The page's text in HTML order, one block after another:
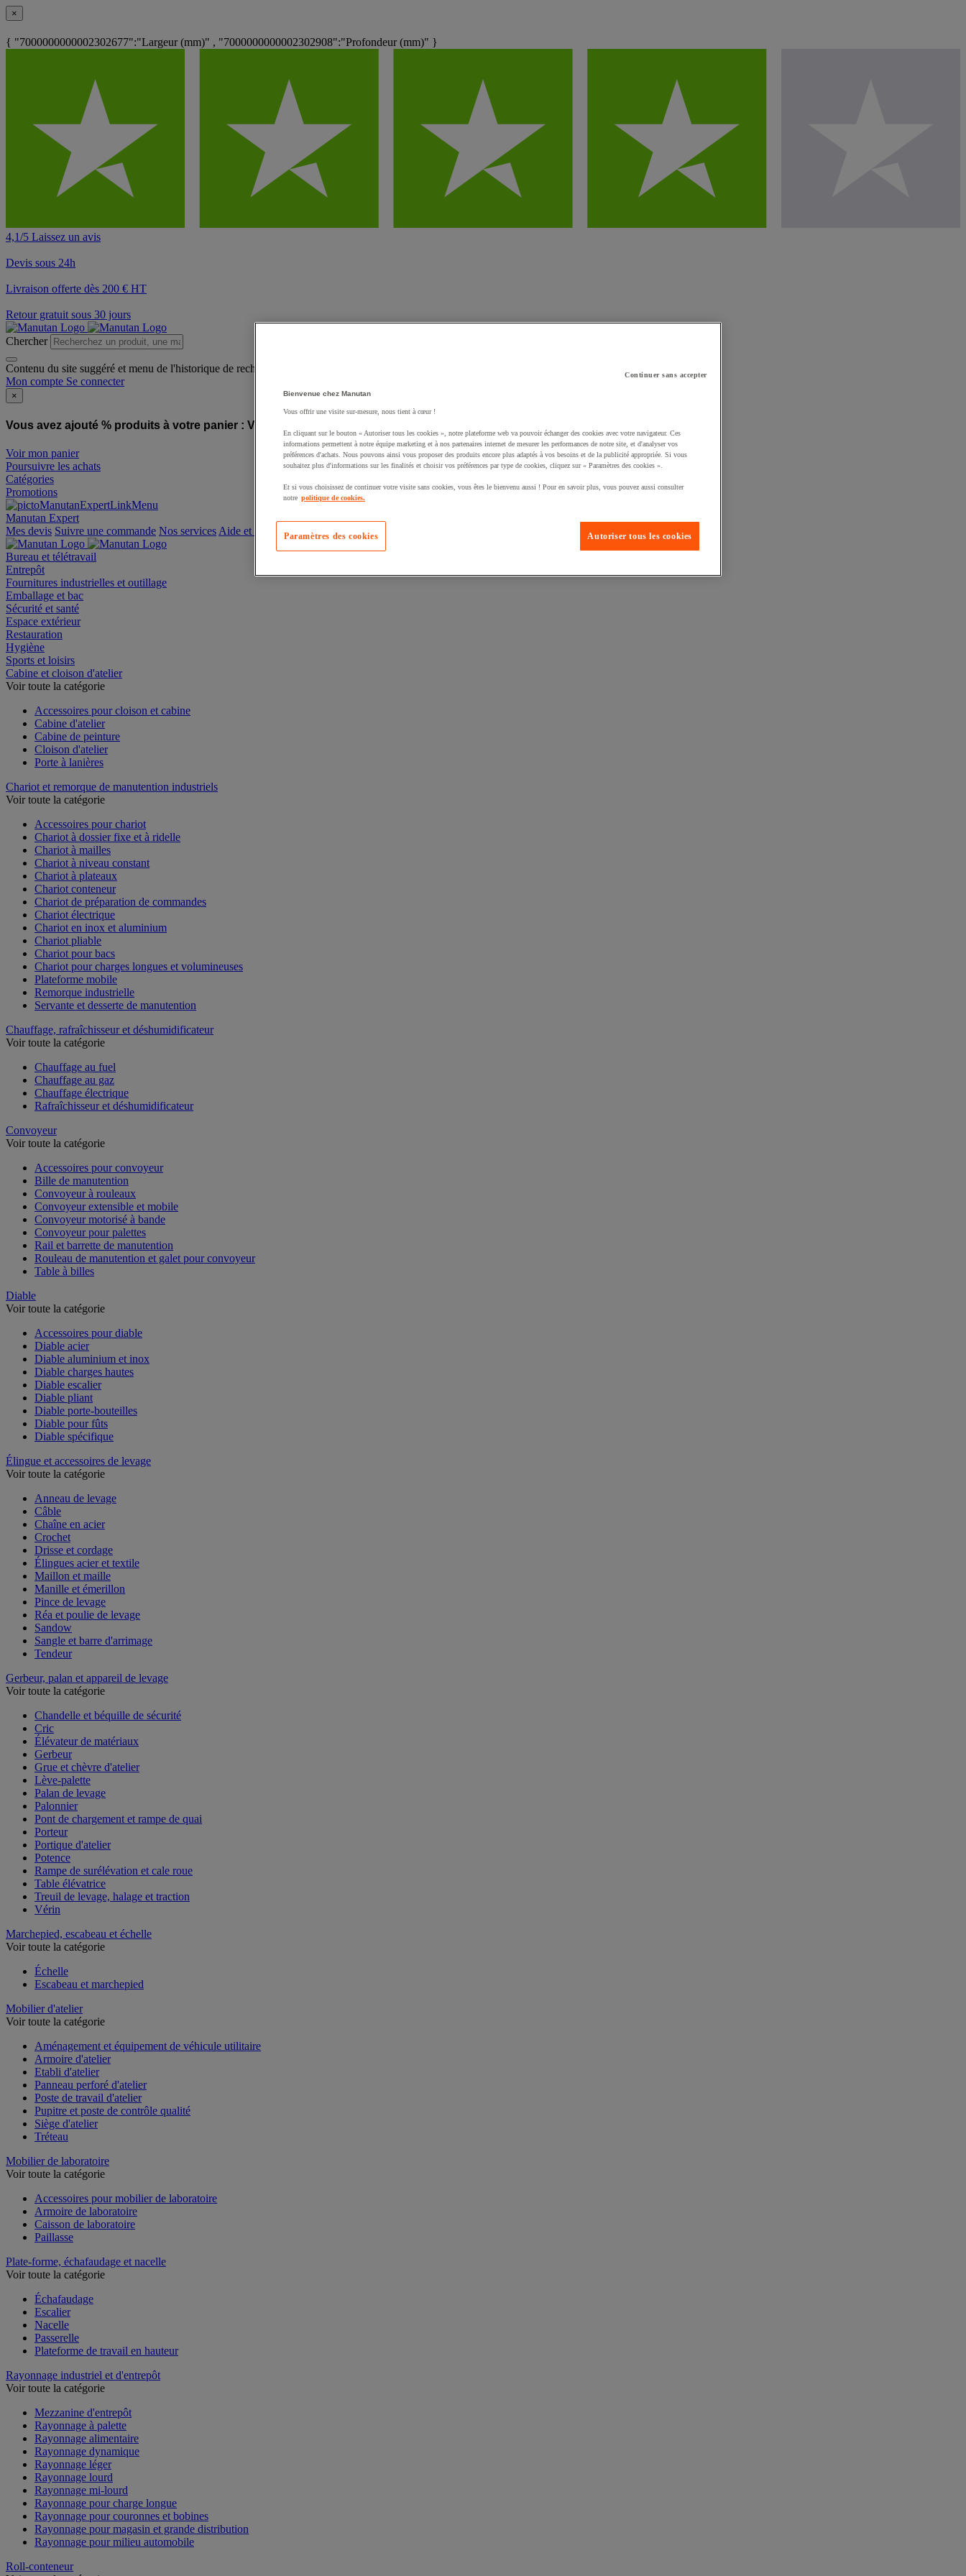
×
{ "7000000000002302677":"Largeur (mm)" , "7000000000002302908":"Profondeur (mm)" }
4,1/5 Laissez un avis
Devis sous 24h
Livraison offerte dès 200 € HT
Retour gratuit sous 30 jours
Chercher
Contenu du site suggéré et menu de l'historique de recherche
Mon compte Se connecter
×
Vous avez ajouté % produits à votre panier : Vous avez ajouté un produit à votre panier :
Voir mon panier
Poursuivre les achats
Catégories
Promotions
Manutan Expert
offre reconditionnée
Mes devis Suivre une commande Nos services Aide et contact
Bureau et télétravail
Entrepôt
Fournitures industrielles et outillage
Emballage et bac
Sécurité et santé
Espace extérieur
Restauration
Hygiène
Sports et loisirs
Cabine et cloison d'atelier
Accessoires pour cloison et cabine
Cabine d'atelier
Cabine de peinture
Cloison d'atelier
Chariot et remorque de manutention industriels
Accessoires pour chariot
Chariot à dossier fixe et à ridelle
Chariot à mailles
Chariot à niveau constant
Chariot à plateaux
Chariot conteneur
Chariot de préparation de commandes
Chariot électrique
Chariot en inox et aluminium
Chariot pliable
Chariot pour bacs
Chariot pour charges longues et volumineuses
Plateforme mobile
Remorque industrielle
Chauffage, rafraîchisseur et déshumidificateur
Chauffage au fuel
Chauffage au gaz
Chauffage électrique
Convoyeur
Accessoires pour convoyeur
Bille de manutention
Convoyeur à rouleaux
Convoyeur extensible et mobile
Convoyeur motorisé à bande
Convoyeur pour palettes
Rail et barrette de manutention
Rouleau de manutention et galet pour convoyeur
Diable
Accessoires pour diable
Diable acier
Diable aluminium et inox
Diable charges hautes
Diable escalier
Diable pliant
Diable porte-bouteilles
Diable pour fûts
Élingue et accessoires de levage
Anneau de levage
Câble
Chaîne en acier
Crochet
Drisse et cordage
Élingues acier et textile
Maillon et maille
Manille et émerillon
Pince de levage
Réa et poulie de levage
Sandow
Sangle et barre d'arrimage
Gerbeur, palan et appareil de levage
Chandelle et béquille de sécurité
Cric
Élévateur de matériaux
Gerbeur
Grue et chèvre d'atelier
Lève-palette
Palan de levage
Palonnier
Pont de chargement et rampe de quai
Porteur
Portique d'atelier
Potence
Rampe de surélévation et cale roue
Table élévatrice
Treuil de levage, halage et traction
Marchepied, escabeau et échelle
Échelle
Mobilier d'atelier
Aménagement et équipement de véhicule utilitaire
Armoire d'atelier
Etabli d'atelier
Panneau perforé d'atelier
Poste de travail d'atelier
Pupitre et poste de contrôle qualité
Siège d'atelier
Mobilier de laboratoire
Accessoires pour mobilier de laboratoire
Armoire de laboratoire
Caisson de laboratoire
Plate-forme, échafaudage et nacelle
Échafaudage
Escalier
Nacelle
Passerelle
Rayonnage industriel et d'entrepôt
Mezzanine d'entrepôt
Rayonnage à palette
Rayonnage alimentaire
Rayonnage dynamique
Rayonnage léger
Rayonnage lourd
Rayonnage mi-lourd
Rayonnage pour charge longue
Rayonnage pour couronnes et bobines
Rayonnage pour magasin et grande distribution
Continuer sans accepter
Bienvenue chez Manutan
Vous offrir une visite sur-mesure, nous tient à cœur !
En cliquant sur le bouton « Autoriser tous les cookies », notre plateforme web va pouvoir échanger des cookies avec votre navigateur. Ces
informations permettent à notre équipe marketing et à nos partenaires internet de mesurer les performances de notre site, et d'analyser vos
préférences d'achats. Nous pouvons ainsi vous proposer des produits encore plus adaptés à vos besoins et de la publicité appropriée. Si vous
souhaitez plus d'informations sur les finalités et choisir vos préférences par type de cookies, cliquez sur « Paramètres des cookies ».
Et si vous choisissez de continuer votre visite sans cookies, vous êtes le bienvenu aussi ! Pour en savoir plus, vous pouvez aussi consulter
notre politique de cookies.
Autoriser tous les cookies
Paramètres des cookies